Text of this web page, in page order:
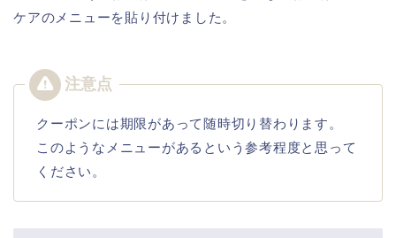
ケアのメニューを貼り付けました。
クーポンには期限があって随時切り替わります。
このようなメニューがあるという参考程度と思って
ください。